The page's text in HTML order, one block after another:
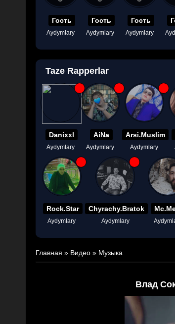
Гость
Aydymlary
Гость
Aydymlary
Гость
Aydymlary
Taze Rapperlar
Danixxl
Aydymlary
AiNa
Aydymlary
Arsi.Muslim
Aydymlary
Rock.Star
Aydymlary
Chyrachy.Bratok
Aydymlary
Главная » Видео » Музыка
Влад